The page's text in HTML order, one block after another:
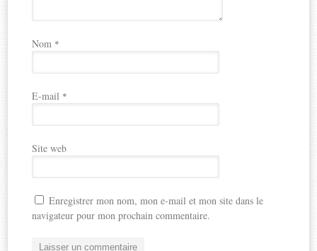
Nom *
E-mail *
Site web
Enregistrer mon nom, mon e-mail et mon site dans le
navigateur pour mon prochain commentaire.